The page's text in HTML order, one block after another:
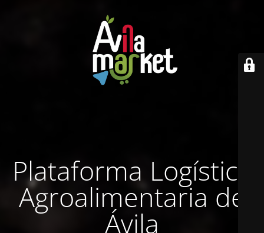
Plataforma Logística
Agroalimentaria de
Ávila